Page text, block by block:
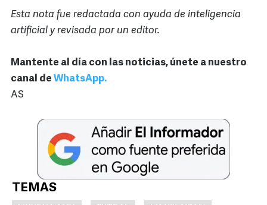
Esta nota fue redactada con ayuda de inteligencia
artificial y revisada por un editor.
Mantente al día con las noticias, únete a nuestro
canal de WhatsApp.
AS
TEMAS